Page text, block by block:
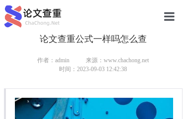
本科论文
论文查重公式一样吗怎么查
作者：admin
来源：www.chachong.net
时间：2023-09-03 12:42:38